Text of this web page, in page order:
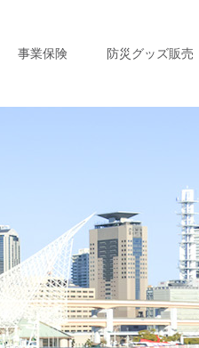
事業保険 防災グッズ販売